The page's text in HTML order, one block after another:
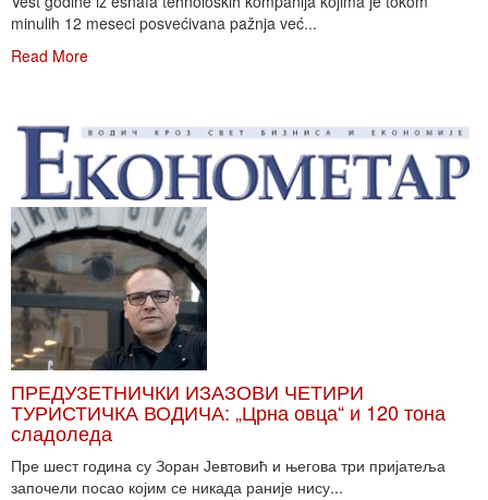
minulih 12 meseci posvećivana pažnja već...
Read More
ПРЕДУЗЕТНИЧКИ ИЗАЗОВИ ЧЕТИРИ
ТУРИСТИЧКА ВОДИЧА: „Црна овца“ и 120 тона
сладоледа
Пре шест година су Зоран Јевтовић и његова три пријатеља
започели посао којим се никада раније нису...